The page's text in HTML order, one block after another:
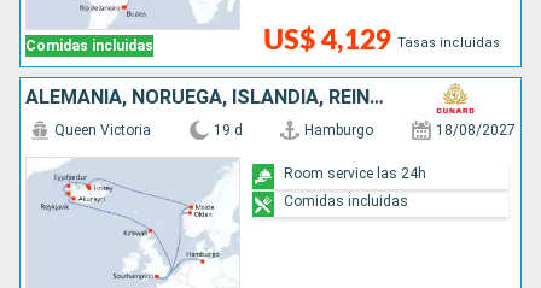
Comidas incluidas US$ 4,129 Tasas incluidas
ALEMANIA, NORUEGA, ISLANDIA, REINO UNIDO
Queen Victoria 19 d Hamburgo 18/08/2027
Room service las 24h
Comidas incluidas